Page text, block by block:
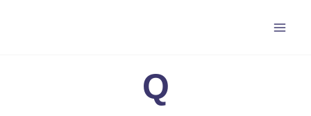
Q